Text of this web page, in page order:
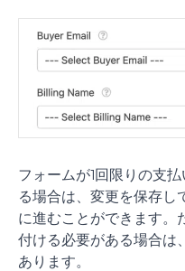
フォームが1回限りの支
る場合は、変更を保存し
に進むことができます。
付ける必要がある場合は
あります。